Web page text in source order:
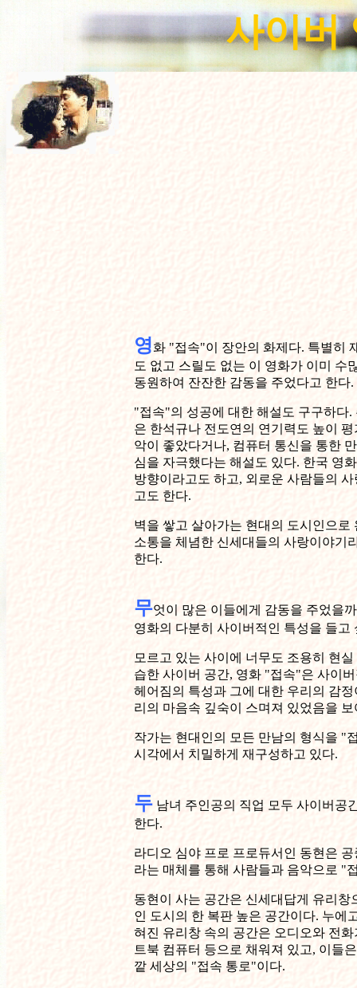
사이버
영화 "접속"이 장안의 화제다. 특별히
도 없고 스릴도 없는 이 영화가 이미 수
동원하여 잔잔한 감동을 주었다고 한다.
"접속"의 성공에 대한 해설도 구구하다.
은 한석규나 전도연의 연기력도 높이
악이 좋았다거나, 컴퓨터 통신을 통한
심을 자극했다는 해설도 있다. 한국 영
방향이라고도 하고, 외로운 사람들의
고도 한다.
벽을 쌓고 살아가는 현대의 도시인으로
소통을 체념한 신세대들의 사랑이야기
한다.
무엇이 많은 이들에게 감동을 주었을
영화의 다분히 사이버적인 특성을 들고
모르고 있는 사이에 너무도 조용히 현
습한 사이버 공간, 영화 "접속"은 사이
헤어짐의 특성과 그에 대한 우리의 감정
리의 마음속 깊숙이 스며져 있었음을
작가는 현대인의 모든 만남의 형식을 "
시각에서 치밀하게 재구성하고 있다.
두 남녀 주인공의 직업 모두 사이버공
한다.
라디오 심야 프로 프로듀서인 동현은
라는 매체를 통해 사람들과 음악으로 "
동현이 사는 공간은 신세대답게 유리창
인 도시의 한 복판 높은 공간이다. 누에
혀진 유리창 속의 공간은 오디오와 전화
트북 컴퓨터 등으로 채워져 있고, 이들
깥 세상의 "접속 통로"이다.